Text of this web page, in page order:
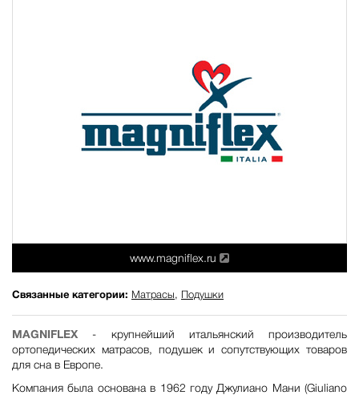
www.magniflex.ru
Связанные категории: Матрасы, Подушки
MAGNIFLEX - крупнейший итальянский производитель
ортопедических матрасов, подушек и сопутствующих товаров
для сна в Европе.
Компания была основана в 1962 году Джулиано Мани (Giuliano